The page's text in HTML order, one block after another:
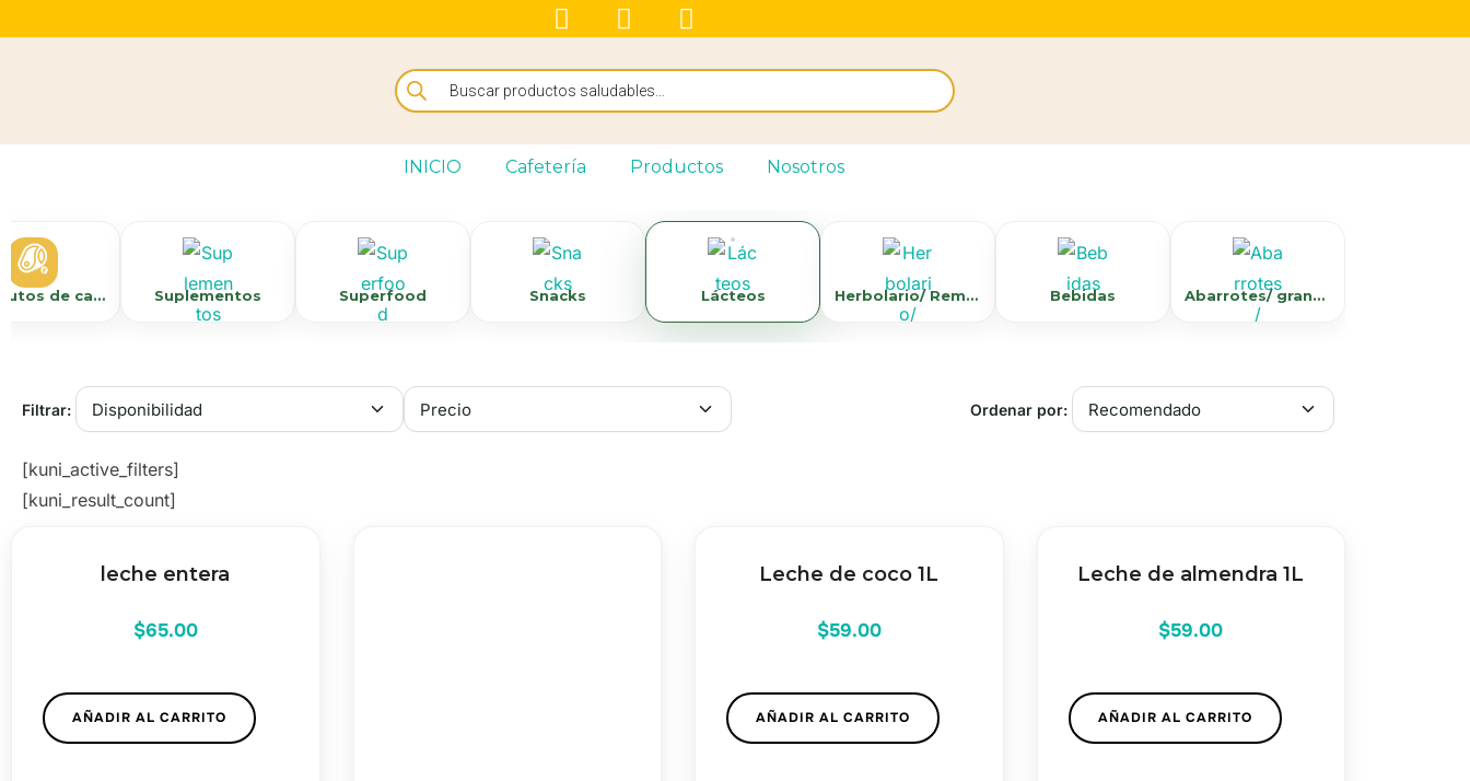
INICIO Cafetería Productos Nosotros
Sustitutos de carne/congelados Suplementos Superfood Snacks Lácteos Herbolario/ Remedios Naturales Bebidas Abarrotes/ granola,arroz, harinas
Filtrar: Ordenar por:
[kuni_active_filters]
[kuni_result_count]
leche entera
$65.00
AÑADIR AL CARRITO
Leche de coco 1L
$59.00
AÑADIR AL CARRITO
Leche de almendra 1L
$59.00
AÑADIR AL CARRITO